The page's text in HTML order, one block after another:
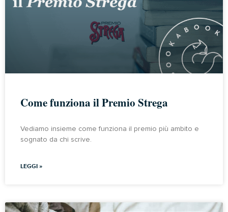
Come funziona il Premio Strega
Vediamo insieme come funziona il premio più ambito e
sognato da chi scrive.
LEGGI »